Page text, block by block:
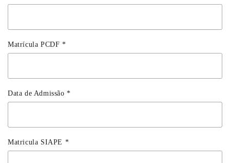
Matrícula PCDF *
Data de Admissão *
Matricula SIAPE *